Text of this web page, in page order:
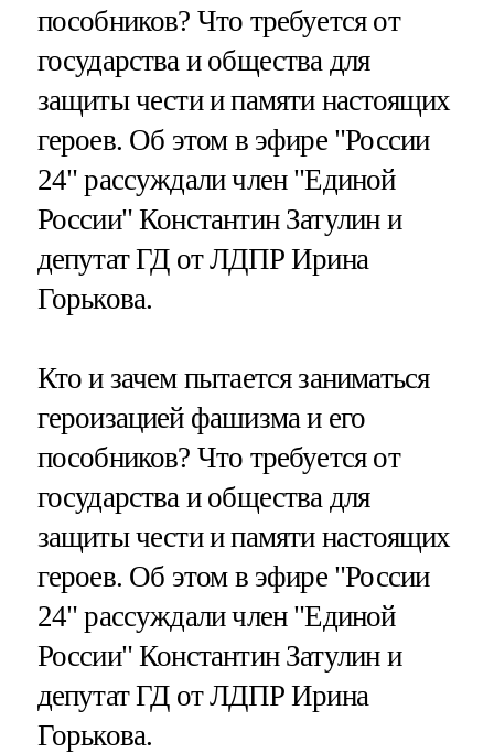
пособников? Что требуется от
государства и общества для
защиты чести и памяти настоящих
героев. Об этом в эфире "России
24" рассуждали член "Единой
России" Константин Затулин и
депутат ГД от ЛДПР Ирина
Горькова.
Кто и зачем пытается заниматься
героизацией фашизма и его
пособников? Что требуется от
государства и общества для
защиты чести и памяти настоящих
героев. Об этом в эфире "России
24" рассуждали член "Единой
России" Константин Затулин и
депутат ГД от ЛДПР Ирина
Горькова.